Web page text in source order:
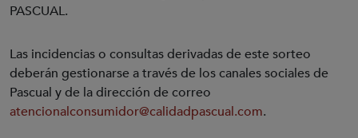
PASCUAL.
Las incidencias o consultas derivadas de este sorteo
deberán gestionarse a través de los canales sociales de
Pascual y de la dirección de correo
atencionalconsumidor@calidadpascual.com.